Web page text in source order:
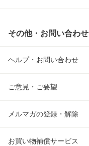
その他・お問い合わせ
ヘルプ・お問い合わせ
ご意見・ご要望
メルマガの登録・解除
お買い物補償サービス